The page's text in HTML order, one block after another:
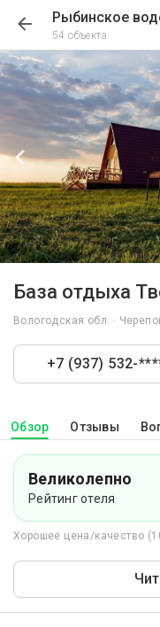
Рыбинское
54 объекта
База отдыха
Вологодская обл. ·
+7 (937) 532-
Обзор Отзывы
Великолепно
Рейтинг отеля
Хорошее цена/качество